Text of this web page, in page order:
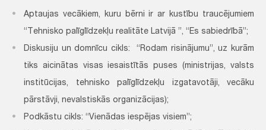
Aptaujas vecākiem, kuru bērni ir ar kustību traucējumiem
“Tehnisko palīglīdzekļu realitāte Latvijā ”, “Es sabiedrībā”;
Diskusiju un domnīcu cikls: “Rodam risinājumu”, uz kurām
tiks aicinātas visas iesaistītās puses (ministrijas, valsts
institūcijas, tehnisko palīglīdzekļu izgatavotāji, vecāku
pārstāvji, nevalstiskās organizācijas);
Podkāstu cikls: “Vienādas iespējas visiem”;